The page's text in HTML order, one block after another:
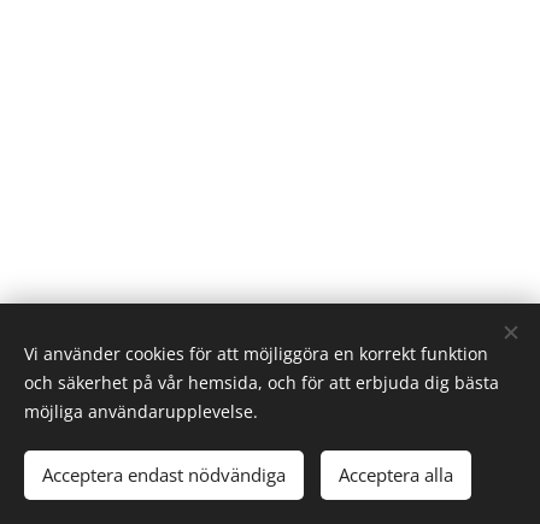
GÖTEBORG
Webnode Cookies
Vi använder cookies för att möjliggöra en korrekt funktion
och säkerhet på vår hemsida, och för att erbjuda dig bästa
möjliga användarupplevelse.
Acceptera endast nödvändiga Acceptera alla